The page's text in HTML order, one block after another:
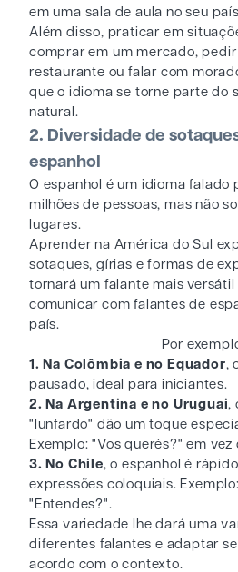
em uma sala de aula no seu
Além disso, praticar em
comprar em um mercado,
restaurante ou falar com
que o idioma se torne parte do
natural.
2. Diversidade de
espanhol
O espanhol é um idioma falado
milhões de pessoas, mas não
lugares.
Aprender na América do Sul
sotaques, gírias e formas de
tornará um falante mais
comunicar com falantes de
país.
Por
1. Na Colômbia e no Equador,
pausado, ideal para iniciantes.
2. Na Argentina e no Uruguai,
"lunfardo" dão um toque
Exemplo: "Vos querés?" em vez
3. No Chile, o espanhol é
expressões coloquiais.
"Entendes?".
Essa variedade lhe dará uma
diferentes falantes e adaptar
acordo com o contexto.